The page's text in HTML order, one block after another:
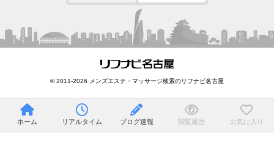
© 2011-2026 メンズエステ・マッサージ検索のリフナビ名古屋
ホーム リアルタイム ブログ速報 閲覧履歴 お気に入り